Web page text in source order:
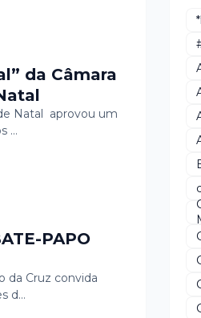
da Câmara
Natal aprovou um
…
PAPO
da Cruz convida
d…